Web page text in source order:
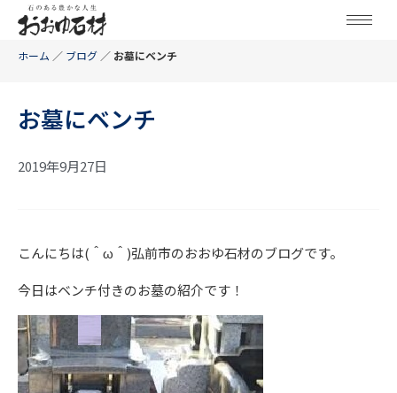
ホーム ／ ブログ ／ お墓にベンチ
お墓にベンチ
2019年9月27日
こんにちは(＾ω＾)弘前市のおおゆ石材のブログです。
今日はベンチ付きのお墓の紹介です！